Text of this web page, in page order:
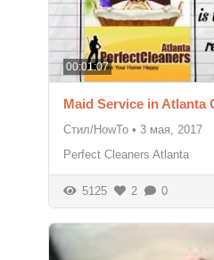
00:01:07
Maid Service in Atlanta
Стил/HowTo • 3 мая, 2017
Perfect Cleaners Atlanta
5125 2 0